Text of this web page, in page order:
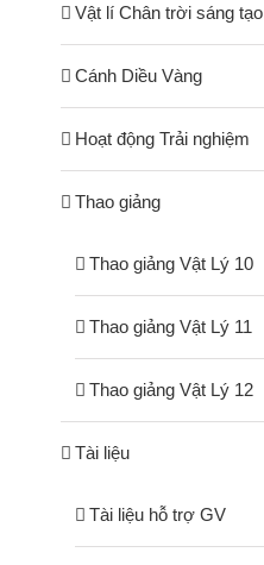
Vật lí Chân trời sáng tạo
Cánh Diều Vàng
Hoạt động Trải nghiệm
Thao giảng
Thao giảng Vật Lý 10
Thao giảng Vật Lý 11
Thao giảng Vật Lý 12
Tài liệu
Tài liệu hỗ trợ GV